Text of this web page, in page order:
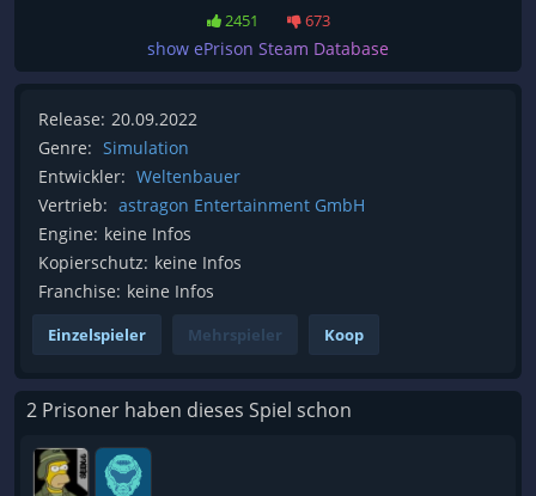
2451 673
show ePrison Steam Database
Release: 20.09.2022
Genre: Simulation
Entwickler: Weltenbauer
Vertrieb: astragon Entertainment GmbH
Engine: keine Infos
Kopierschutz: keine Infos
Franchise: keine Infos
Einzelspieler Mehrspieler Koop
2 Prisoner haben dieses Spiel schon